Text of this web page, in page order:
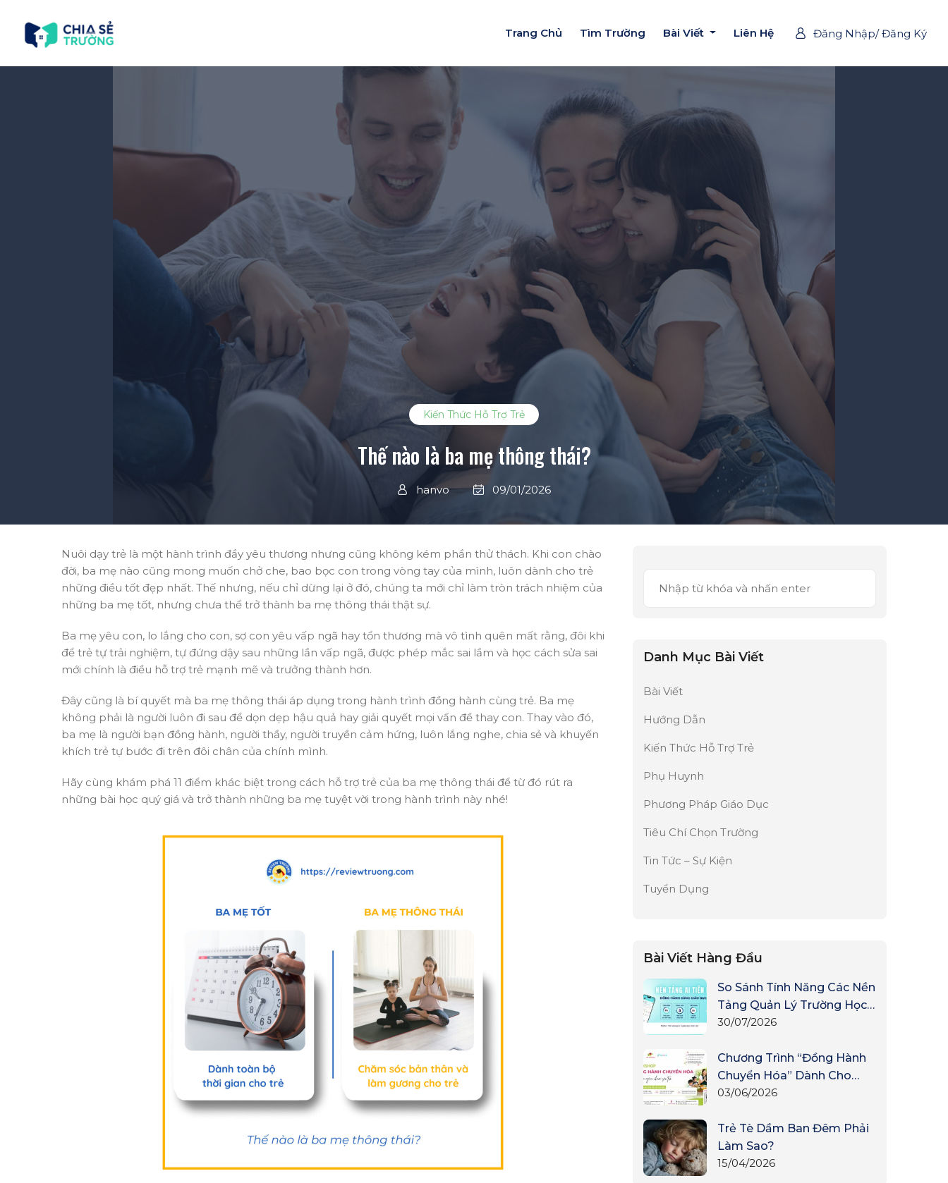
Trang Chủ Tìm Trường Bài Viết Liên Hệ Đăng Nhập/ Đăng Ký
Kiến Thức Hỗ Trợ Trẻ
Thế nào là ba mẹ thông thái?
hanvo 09/01/2026
Nuôi dạy trẻ là một hành trình đầy yêu thương nhưng cũng không kém phần thử thách. Khi con chào
đời, ba mẹ nào cũng mong muốn chở che, bao bọc con trong vòng tay của mình, luôn dành cho trẻ
những điều tốt đẹp nhất. Thế nhưng, nếu chỉ dừng lại ở đó, chúng ta mới chỉ làm tròn trách nhiệm của
những ba mẹ tốt, nhưng chưa thể trở thành ba mẹ thông thái thật sự.
Ba mẹ yêu con, lo lắng cho con, sợ con yêu vấp ngã hay tổn thương mà vô tình quên mất rằng, đôi khi
để trẻ tự trải nghiệm, tự đứng dậy sau những lần vấp ngã, được phép mắc sai lầm và học cách sửa sai
mới chính là điều hỗ trợ trẻ mạnh mẽ và trưởng thành hơn.
Đây cũng là bí quyết mà ba mẹ thông thái áp dụng trong hành trình đồng hành cùng trẻ. Ba mẹ
không phải là người luôn đi sau để dọn dẹp hậu quả hay giải quyết mọi vấn đề thay con. Thay vào đó,
ba mẹ là người bạn đồng hành, người thầy, người truyền cảm hứng, luôn lắng nghe, chia sẻ và khuyến
khích trẻ tự bước đi trên đôi chân của chính mình.
Hãy cùng khám phá 11 điểm khác biệt trong cách hỗ trợ trẻ của ba mẹ thông thái để từ đó rút ra
những bài học quý giá và trở thành những ba mẹ tuyệt vời trong hành trình này nhé!
Danh Mục Bài Viết
Bài Viết
Hướng Dẫn
Kiến Thức Hỗ Trợ Trẻ
Phụ Huynh
Phương Pháp Giáo Dục
Tiêu Chí Chọn Trường
Tin Tức – Sự Kiện
Tuyển Dụng
Bài Viết Hàng Đầu
So Sánh Tính Năng Các Nền
Tảng Quản Lý Trường Học:
TOMIA Dẫn Đầu Cuộc Đua
Non
30/07/2026
Chương Trình “Đồng Hành
Chuyển Hóa” Dành Cho
Người Chăm Sóc Trẻ
03/06/2026
Trẻ Tè Dầm Ban Đêm Phải
Làm Sao?
15/04/2026